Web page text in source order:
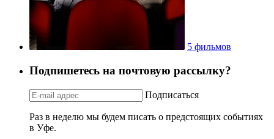
5 фильмов
Подпишетесь на почтовую рассылку?
Подписаться
Раз в неделю мы будем писать о предстоящих событиях
в Уфе.